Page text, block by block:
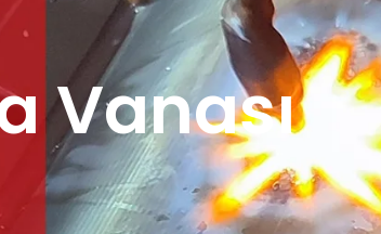
Vanası